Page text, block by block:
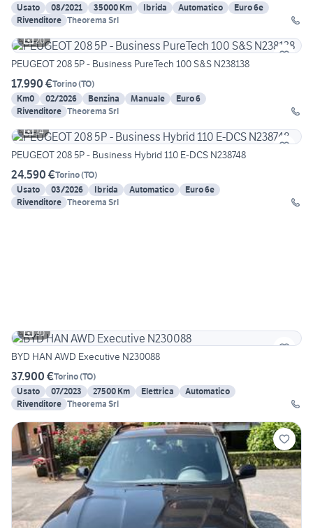
Usato 08/2021 35000 Km Ibrida Automatico
Euro 6e
Rivenditore Theorema Srl
20
PEUGEOT 208 5P - Business PureTech 100 S&S N238138
17.990 €Torino(TO)
Km0
02/2026 Benzina Manuale
Euro 6
Rivenditore Theorema Srl
14
PEUGEOT 208 5P - Business Hybrid 110 E-DCS N238748
24.590 €Torino(TO)
Usato
03/2026 Ibrida Automatico
Euro 6e
Rivenditore Theorema Srl
30
BYD HAN AWD Executive N230088
37.900 €Torino(TO)
Usato
07/2023 27500 Km Elettrica
Automatico
Rivenditore Theorema Srl